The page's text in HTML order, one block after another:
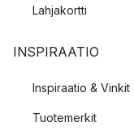
Lahjakortti
INSPIRAATIO
Inspiraatio & Vinkit
Tuotemerkit